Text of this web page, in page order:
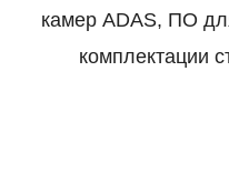
камер ADAS, ПО
комплектации